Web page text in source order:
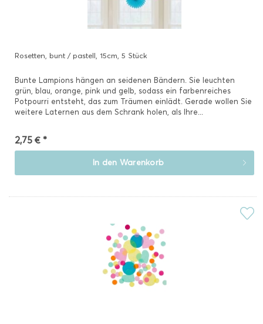
Rosetten, bunt / pastell, 15cm, 5 Stück
Bunte Lampions hängen an seidenen Bändern. Sie leuchten
grün, blau, orange, pink und gelb, sodass ein farbenreiches
Potpourri entsteht, das zum Träumen einlädt. Gerade wollen Sie
weitere Laternen aus dem Schrank holen, als Ihre...
2,75 € *
In den Warenkorb